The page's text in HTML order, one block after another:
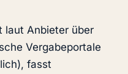
laut Anbieter über
Vergabeportale
fasst